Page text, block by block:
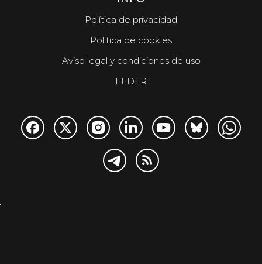
Política de privacidad
Política de cookies
Aviso legal y condiciones de uso
FEDER